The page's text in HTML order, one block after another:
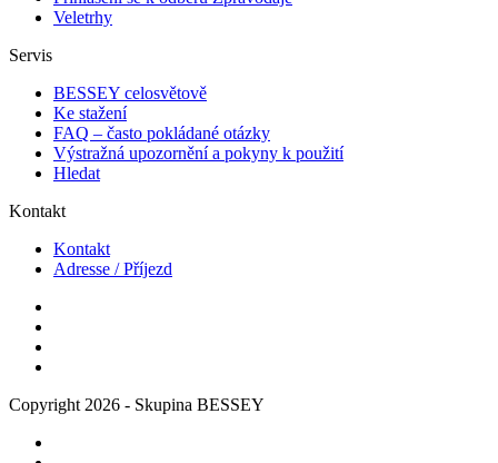
Veletrhy
Servis
BESSEY celosvětově
Ke stažení
FAQ – často pokládané otázky
Výstražná upozornění a pokyny k použití
Hledat
Kontakt
Kontakt
Adresse / Příjezd
Copyright 2026 - Skupina BESSEY